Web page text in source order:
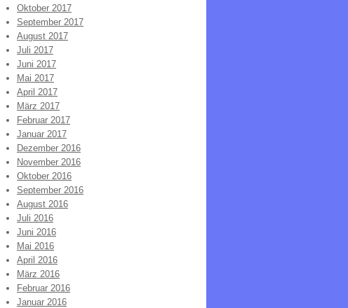
Oktober 2017
September 2017
August 2017
Juli 2017
Juni 2017
Mai 2017
April 2017
März 2017
Februar 2017
Januar 2017
Dezember 2016
November 2016
Oktober 2016
September 2016
August 2016
Juli 2016
Juni 2016
Mai 2016
April 2016
März 2016
Februar 2016
Januar 2016